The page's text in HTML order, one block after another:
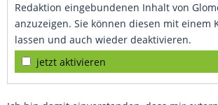
Redaktion eingebundenen Inhalt von
anzuzeigen. Sie können diesen mit einem
lassen und auch wieder deaktivieren.
jetzt aktivieren